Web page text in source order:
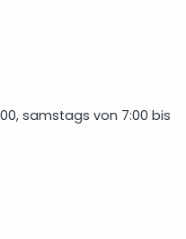
samstags von 7:00 bis